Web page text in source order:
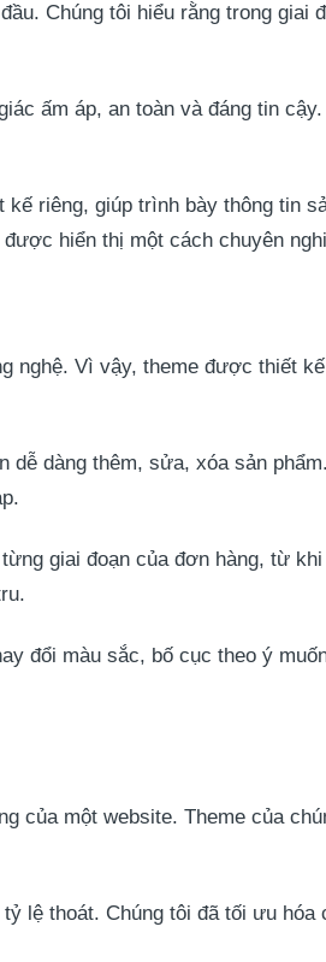
Chúng tôi hiểu rằng trong giai
ấm áp, an toàn và đáng tin
riêng, giúp trình bày thông tin
hiển thị một cách chuyên
nghệ. Vì vậy, theme được thiết
dễ dàng thêm, sửa, xóa sản
giai đoạn của đơn hàng, từ
đổi màu sắc, bố cục theo ý
của một website. Theme của
lệ thoát. Chúng tôi đã tối ưu